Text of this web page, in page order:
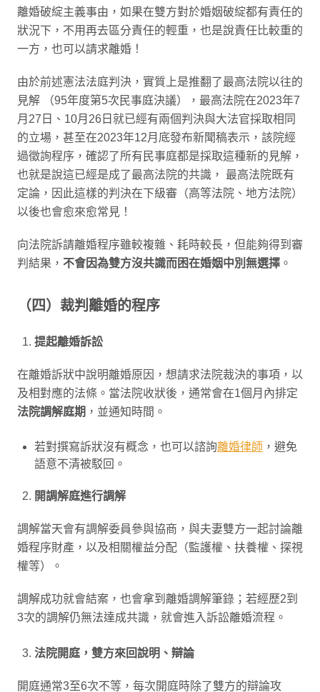
離婚破綻主義事由，如果在雙方對於婚姻破綻都有責任的
狀況下，不用再去區分責任的輕重，也是說責任比較重的
一方，也可以請求離婚！
由於前述憲法法庭判決，實質上是推翻了最高法院以往的
見解 （95年度第5次民事庭決議），最高法院在2023年7
月27日、10月26日就已經有兩個判決與大法官採取相同
的立場，甚至在2023年12月底發布新聞稿表示，該院經
過徵詢程序，確認了所有民事庭都是採取這種新的見解，
也就是說這已經是成了最高法院的共識， 最高法院既有
定論，因此這樣的判決在下級審（高等法院、地方法院）
以後也會愈來愈常見！
向法院訴請離婚程序雖較複雜、耗時較長，但能夠得到審
判結果， 不會因為雙方沒共識而困在婚姻中別無選擇 。
（四）裁判離婚的程序
提起離婚訴訟
在離婚訴狀中說明離婚原因，想請求法院裁決的事項，以
及相對應的法條。當法院收狀後，通常會在1個月內排定
法院調解庭期 ，並通知時間。
若對撰寫訴狀沒有概念，也可以諮詢離婚律師 ，避免
語意不清被駁回。
開調解庭進行調解
調解當天會有調解委員參與協商，與夫妻雙方一起討論離
婚程序財產，以及相關權益分配（監護權、扶養權、探視
權等）。
調解成功就會結案，也會拿到離婚調解筆錄；若經歷2到
3次的調解仍無法達成共識，就會進入訴訟離婚流程。
法院開庭，雙方來回說明、辯論
開庭通常3至6次不等，每次開庭時除了雙方的辯論攻